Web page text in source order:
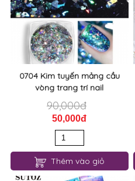
0704 Kim tuyến mảng cầu
vòng trang trí nail
90,000đ
50,000đ
Thêm vào giỏ